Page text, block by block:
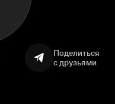
Поделиться
с друзьями